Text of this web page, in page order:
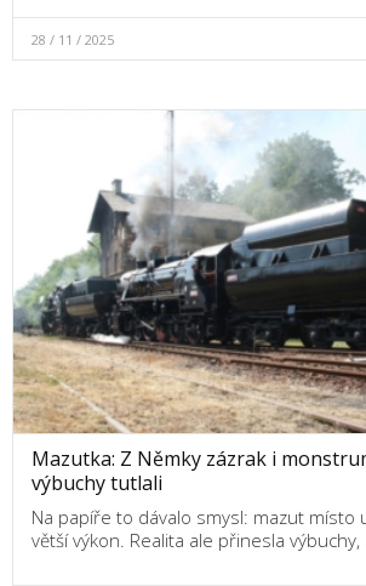
28 / 11 / 2025
Mazutka: Z Němky zázrak i
výbuchy tutlali
Na papíře to dávalo smysl: mazut místo
větší výkon. Realita ale přinesla výbuchy,